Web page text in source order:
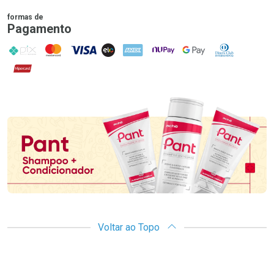
formas de
Pagamento
PIX MasterCard
VISA ELO AMEX NuPay Google PayDiners Club
Hipercard
Promoção em Destaque
Voltar ao Topo